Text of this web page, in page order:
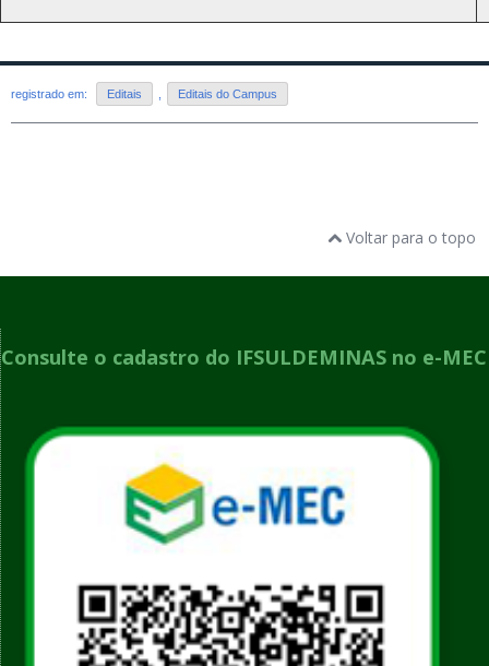
registrado em: Editais Editais do Campus
Voltar para o topo
Consulte o cadastro do IFSULDEMINAS no e-MEC